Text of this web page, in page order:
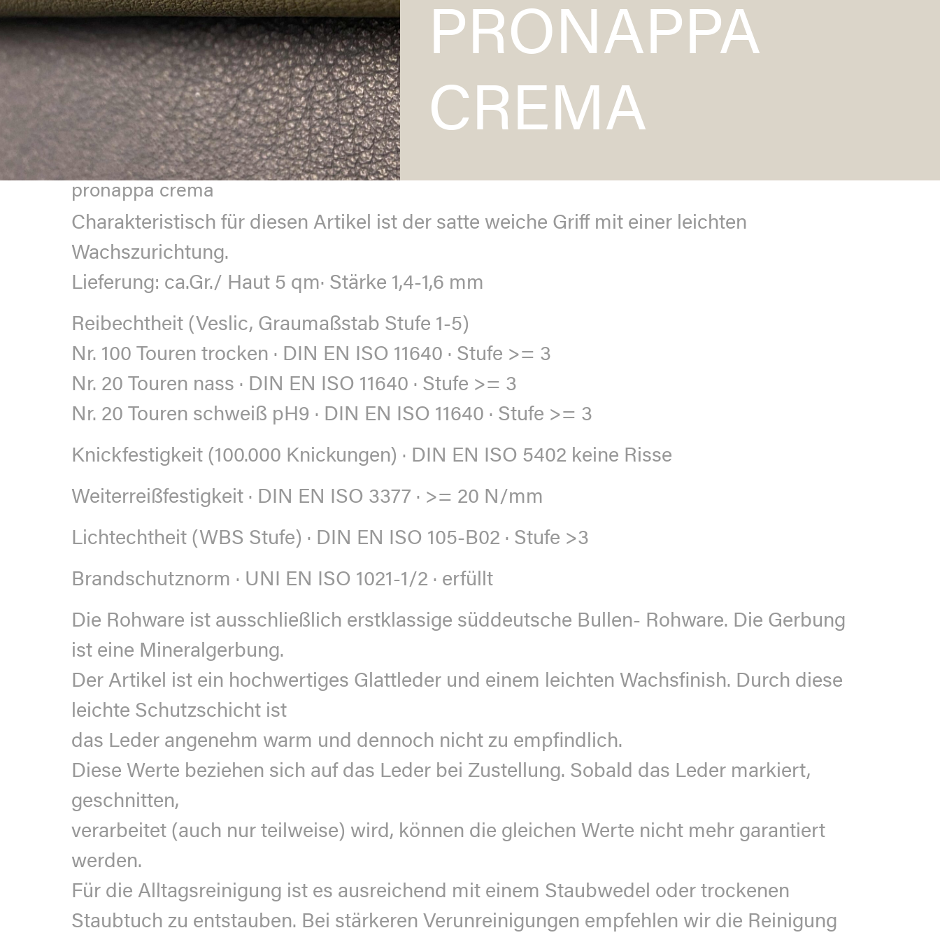
PRONAPPA
CREMA
pronappa crema
Charakteristisch für diesen Artikel ist der satte weiche Griff mit einer leichten
Wachszurichtung.
Lieferung: ca.Gr./ Haut 5 qm· Stärke 1,4-1,6 mm
Reibechtheit (Veslic, Graumaßstab Stufe 1-5)
Nr. 100 Touren trocken · DIN EN ISO 11640 · Stufe >= 3
Nr. 20 Touren nass · DIN EN ISO 11640 · Stufe >= 3
Nr. 20 Touren schweiß pH9 · DIN EN ISO 11640 · Stufe >= 3
Knickfestigkeit (100.000 Knickungen) · DIN EN ISO 5402 keine Risse
Weiterreißfestigkeit · DIN EN ISO 3377 · >= 20 N/mm
Lichtechtheit (WBS Stufe) · DIN EN ISO 105-B02 · Stufe >3
Brandschutznorm · UNI EN ISO 1021-1/2 · erfüllt
Die Rohware ist ausschließlich erstklassige süddeutsche Bullen- Rohware. Die Gerbung
ist eine Mineralgerbung.
Der Artikel ist ein hochwertiges Glattleder und einem leichten Wachsﬁnish. Durch diese
leichte Schutzschicht ist
das Leder angenehm warm und dennoch nicht zu empﬁndlich.
Diese Werte beziehen sich auf das Leder bei Zustellung. Sobald das Leder markiert,
geschnitten,
verarbeitet (auch nur teilweise) wird, können die gleichen Werte nicht mehr garantiert
werden.
Für die Alltagsreinigung ist es ausreichend mit einem Staubwedel oder trockenen
Staubtuch zu entstauben. Bei stärkeren Verunreinigungen empfehlen wir die Reinigung